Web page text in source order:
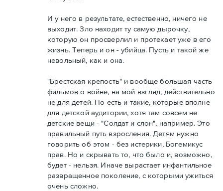
И у него в результате, естественно, ничего не
выходит. Зло находит ту самую дырочку,
которую он просверлил и протекает уже в его
жизнь. Теперь и он - убийца. Пусть и такой же
невольный, как и она.
"Брестская крепость" и вообще большая часть
фильмов о войне, на мой взгляд, действительно
не для детей. Но есть и такие, которые вполне
для детской аудитории, хотя там совсем не
детские вещи - "Солдат и слон", например. Это
правильный путь взросления. Детям нужно
говорить об этом - без истерики, Богемикус
прав. Но и скрывать то, что было и, возможно,
будет - нельзя. Иначе вырастает инфантильное
развращенное поколение, с которыми ужиться
очень сложно.